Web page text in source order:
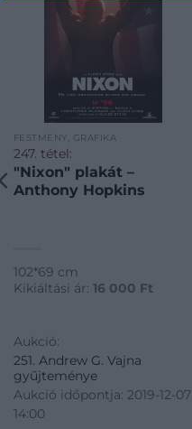
FESTMÉNY, GRAFIKA
247. tétel:
"Nixon" plakát –
Anthony Hopkins
102*69 cm
Kikiáltási ár: 16 000 Ft
Aukció:
251. Andrew G. Vajna
gyűjteménye
Aukció időpontja: 2019-12-07
14:00